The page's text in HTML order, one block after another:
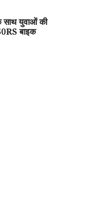
साथ युवाओं की
बाइक